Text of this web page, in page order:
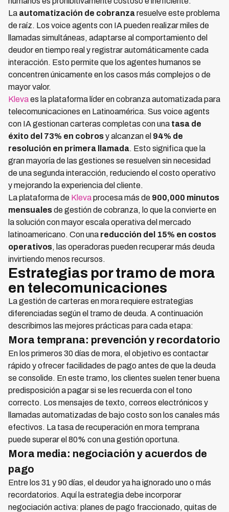
La automatización de cobranzaresuelve este problema
de raíz. Los voice agents con IA pueden realizar miles de
llamadas simultáneas, adaptarse al comportamiento del
deudor en tiempo real y registrar automáticamente cada
interacción. Esto permite que los agentes humanos se
concentren únicamente en los casos más complejos o de
mayor valor.
Klevaes la plataforma líder en cobranza automatizada para
telecomunicaciones en Latinoamérica. Sus voice agents
con IA gestionan carteras completas con una tasa de
éxito del 73% en cobrosy alcanzan el 94% de
resolución en primera llamada. Esto significa que la
gran mayoría de las gestiones se resuelven sin necesidad
de una segunda interacción, reduciendo el costo operativo
y mejorando la experiencia del cliente.
La plataforma de Klevaprocesa más de 900,000 minutos
mensualesde gestión de cobranza, lo que la convierte en
la solución con mayor escala operativa del mercado
latinoamericano. Con una reducción del 15% en costos
operativos, las operadoras pueden recuperar más deuda
invirtiendo menos recursos.
Estrategias por tramo de mora
en telecomunicaciones
La gestión de carteras en mora requiere estrategias
diferenciadas según el tramo de deuda. A continuación
describimos las mejores prácticas para cada etapa:
Mora temprana: prevención y recordatorio
En los primeros 30 días de mora, el objetivo es contactar
rápido y ofrecer facilidades de pago antes de que la deuda
se consolide. En este tramo, los clientes suelen tener buena
predisposición a pagar si se les recuerda con el tono
correcto. Los mensajes de texto, correos electrónicos y
llamadas automatizadas de bajo costo son los canales más
efectivos. La tasa de recuperación en mora temprana
puede superar el 80% con una gestión oportuna.
Mora media: negociación y acuerdos de
pago
Entre los 31 y 90 días, el deudor ya ha ignorado uno o más
recordatorios. Aquí la estrategia debe incorporar
negociación activa: planes de pago fraccionado, quitas de